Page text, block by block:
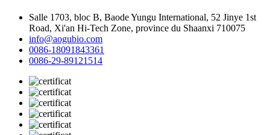
Salle 1703, bloc B, Baode Yungu International, 52 Jinye 1st
Road, Xi'an Hi-Tech Zone, province du Shaanxi 710075
info@aogubio.com
0086-18091843361
0086-29-89121514